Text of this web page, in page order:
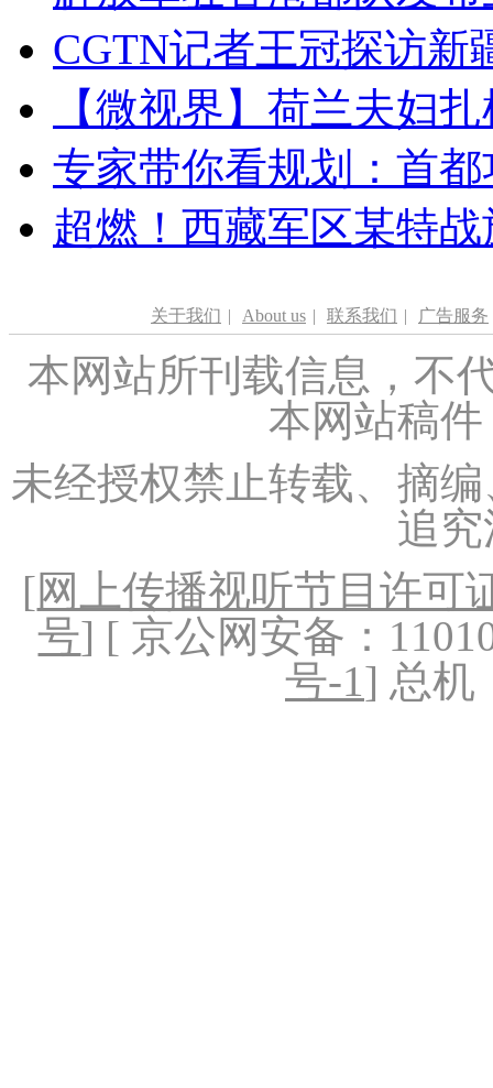
CGTN记者王冠探访新
【微视界】荷兰夫妇
专家带你看规划：首
超燃！西藏军区某特
关于我们 | About us | 联系我们 | 广告服务
本网站所刊载信息，不
本网站稿
未经授权禁止转载、摘
追
[网上传播视听节目许可
号] [ 京公网安备：
号-1] 总机